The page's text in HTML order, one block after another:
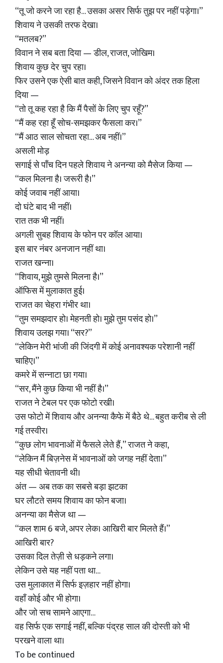
“तू जो करने जा रहा है… उसका असर सिर्फ तुझ पर नहीं पड़ेगा।”
शिवाय ने उसकी तरफ देखा।
“मतलब?”
विवान ने सब बता दिया — डील, राजत, जोखिम।
शिवाय कुछ देर चुप रहा।
फिर उसने एक ऐसी बात कही, जिसने विवान को अंदर तक हिला
दिया —
“तो तू कह रहा है कि मैं पैसों के लिए चुप रहूँ?”
“मैं कह रहा हूँ सोच-समझकर फैसला कर।”
“मैं आठ साल सोचता रहा… अब नहीं।”
असली मोड़
सगाई से पाँच दिन पहले शिवाय ने अनन्या को मैसेज किया —
“कल मिलना है। जरूरी है।”
कोई जवाब नहीं आया।
दो घंटे बाद भी नहीं।
रात तक भी नहीं।
अगली सुबह शिवाय के फोन पर कॉल आया।
इस बार नंबर अनजान नहीं था।
राजत खन्ना।
“शिवाय, मुझे तुमसे मिलना है।”
ऑफिस में मुलाकात हुई।
राजत का चेहरा गंभीर था।
“तुम समझदार हो। मेहनती हो। मुझे तुम पसंद हो।”
शिवाय उलझ गया। “सर?”
“लेकिन मेरी भांजी की जिंदगी में कोई अनावश्यक परेशानी नहीं
चाहिए।”
कमरे में सन्नाटा छा गया।
“सर, मैंने कुछ किया भी नहीं है।”
राजत ने टेबल पर एक फोटो रखी।
उस फोटो में शिवाय और अनन्या कैफे में बैठे थे… बहुत करीब से ली
गई तस्वीर।
“कुछ लोग भावनाओं में फैसले लेते हैं,” राजत ने कहा,
“लेकिन मैं बिज़नेस में भावनाओं को जगह नहीं देता।”
यह सीधी चेतावनी थी।
अंत — अब तक का सबसे बड़ा झटका
घर लौटते समय शिवाय का फोन बजा।
अनन्या का मैसेज था —
“कल शाम 6 बजे, अपर लेक। आखिरी बार मिलते हैं।”
आखिरी बार?
उसका दिल तेज़ी से धड़कने लगा।
लेकिन उसे यह नहीं पता था…
उस मुलाकात में सिर्फ इज़हार नहीं होगा।
वहाँ कोई और भी होगा।
और जो सच सामने आएगा…
वह सिर्फ एक सगाई नहीं, बल्कि पंद्रह साल की दोस्ती को भी
परखने वाला था।
To be continued